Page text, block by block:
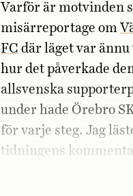
Varför är motvinden
misärreportage om
FC där läget var
hur det påverkade
allsvenska
under hade Örebro
för varje steg. Jag
tidningens